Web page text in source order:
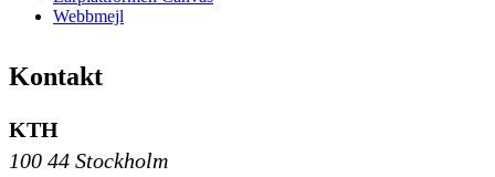
Webbmejl
Kontakt
KTH
100 44 Stockholm